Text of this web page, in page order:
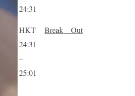
24:31
HKT
24:31
–
25:01
Break Out